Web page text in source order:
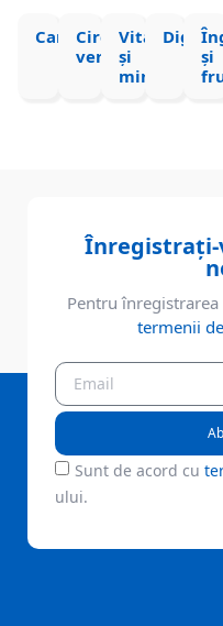
Cardiologie
Circulație
venoasă
Vitamine
și
minerale
și
Înregistrați-
Pentru
termenii
Sunt de acord cu
ului.